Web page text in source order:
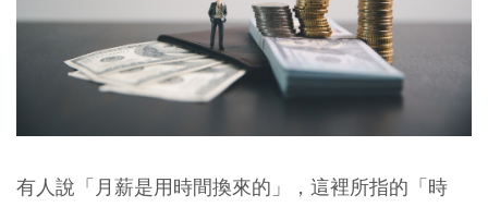
有人說「月薪是用時間換來的」，這裡所指的「時